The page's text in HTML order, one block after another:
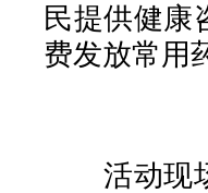
民提供健康
费发放常用
活动现场